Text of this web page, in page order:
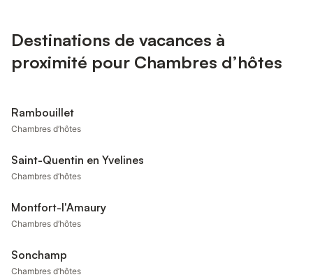
Destinations de vacances à
proximité pour Chambres d’hôtes
Rambouillet
Chambres d’hôtes
Saint-Quentin en Yvelines
Chambres d’hôtes
Montfort-l'Amaury
Chambres d’hôtes
Sonchamp
Chambres d’hôtes